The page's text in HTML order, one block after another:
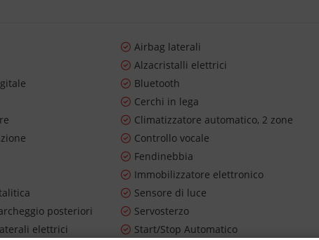
Airbag laterali
Alzacristalli elettrici
Bluetooth
Cerchi in lega
Climatizzatore automatico, 2 zone
Controllo vocale
Fendinebbia
Immobilizzatore elettronico
Sensore di luce
posteriori
Servosterzo
elettrici
Start/Stop Automatico